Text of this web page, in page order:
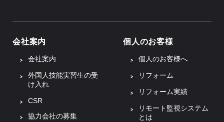
会社案内
会社案内
外国人技能実習生の受
け入れ
CSR
協力会社の募集
個人のお客様
個人のお客様へ
リフォーム
リフォーム実績
リモート監視システム
とは